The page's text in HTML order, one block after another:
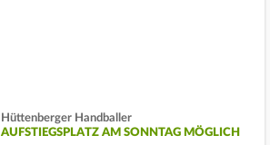
Hüttenberger Handballer
AUFSTIEGSPLATZ AM SONNTAG MÖGLICH